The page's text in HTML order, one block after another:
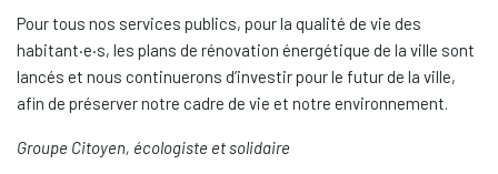
Pour tous nos services publics, pour la qualité de vie des
habitant·e·s, les plans de rénovation énergétique de la ville sont
lancés et nous continuerons d’investir pour le futur de la ville,
afin de préserver notre cadre de vie et notre environnement.
Groupe Citoyen, écologiste et solidaire